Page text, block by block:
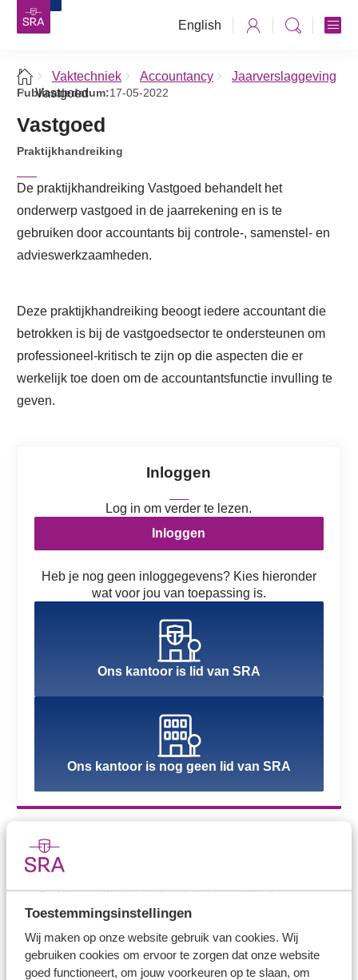
Toestemmingsinstellingen
Wij maken op onze website gebruik van cookies. Wij
gebruiken cookies om ervoor te zorgen dat onze website
goed functioneert, om jouw voorkeuren op te slaan, om
English
Vaktechniek Accountancy
Jaarverslaggeving
Vastgoed
Publicatiedatum:17-05-2022
Vastgoed
Praktijkhandreiking
De praktijkhandreiking Vastgoed behandelt het
onderwerp vastgoed in de jaarrekening en is te
gebruiken door accountants bij controle-, samenstel- en
advieswerkzaamheden.
Deze praktijkhandreiking beoogt iedere accountant die
betrokken is bij de vastgoedsector te ondersteunen om
professioneel-kritisch te zijn op die aspecten die er
werkelijk toe doen om de accountantsfunctie invulling te
geven.
Inloggen
Log in om verder te lezen.
Inloggen
Heb je nog geen inloggegevens? Kies hieronder
wat voor jou van toepassing is.
Ons kantoor is lid van SRA
Ons kantoor is nog geen lid van SRA
Meer over dit onderwerp
Praktijkhandreiking Actuele waarden bij
waardering materiële vaste activa
Praktijkhandreiking De jaarrekening op basis
van fiscale grondslagen